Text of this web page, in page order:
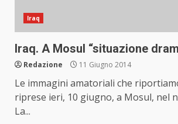
Iraq
Iraq. A Mosul “situazione
Redazione 11 Giugno 2014
Le immagini amatoriali che
riprese ieri, 10 giugno, a Mosul, nel
La...